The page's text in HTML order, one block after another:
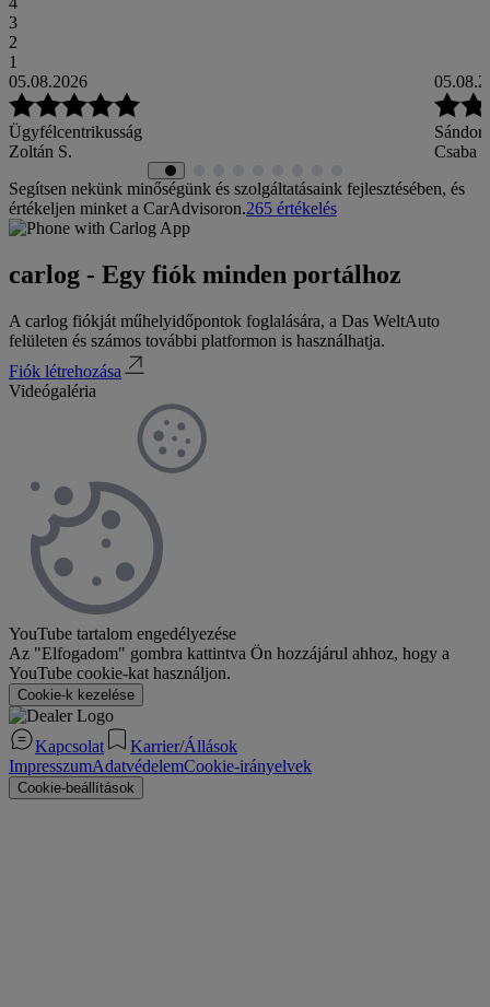
3
2
1
05.08.2026
Ügyfélcentrikusság
Zoltán S.
Sándor
Csaba
Segítsen nekünk minőségünk és szolgáltatásaink fejlesztésében, és
értékeljen minket a CarAdvisoron.265 értékelés
carlog - Egy fiók minden portálhoz
A carlog fiókját műhelyidőpontok foglalására, a Das WeltAuto
felületen és számos további platformon is használhatja.
Fiók létrehozása
Videógaléria
YouTube tartalom engedélyezése
Az "Elfogadom" gombra kattintva Ön hozzájárul ahhoz, hogy a
YouTube cookie-kat használjon.
Cookie-k kezelése
Kapcsolat
Karrier/Állások
ImpresszumAdatvédelemCookie-irányelvek
Cookie-beállítások